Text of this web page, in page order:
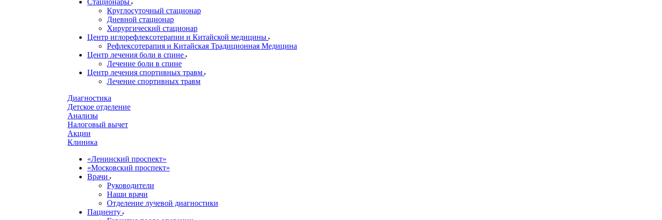
Стационары
Круглосуточный стационар
Дневной стационар
Хирургический стационар
Центр иглорефлексотерапии и Китайской медицины
Рефлексотерапия и Китайская Традиционная Медицина
Центр лечения боли в спине
Лечение боли в спине
Центр лечения спортивных травм
Лечение спортивных травм
Диагностика
Детское отделение
Анализы
Налоговый вычет
Акции
Клиника
«Ленинский проспект»
«Московский проспект»
Врачи
Руководители
Наши врачи
Отделение лучевой диагностики
Пациенту